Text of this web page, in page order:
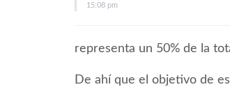
15:08 pm
representa un 50% de la
De ahí que el objetivo de